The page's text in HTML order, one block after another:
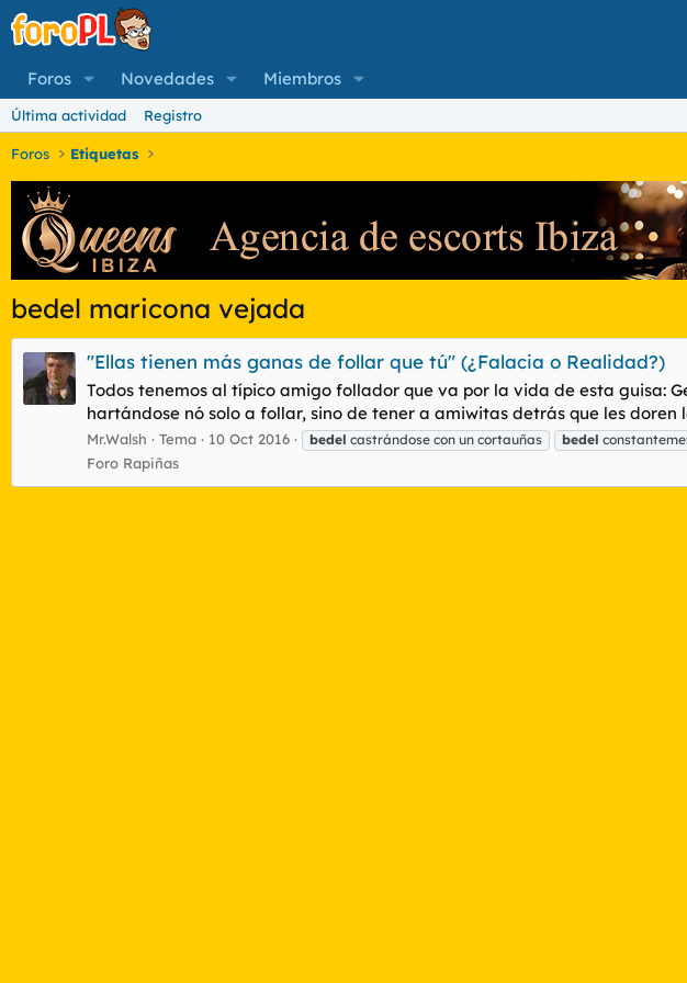
Foros Novedades Miembros
Última actividad Registro
Foros Etiquetas
bedel maricona vejada
"Ellas tienen más ganas de follar que tú" (¿Falacia o Realidad?)
Todos tenemos al típico amigo follador que va por la vida de esta guisa:
hartándose nó solo a follar, sino de tener a amiwitas detrás que les doren
Mr.Walsh Tema 10 Oct 2016 bedel castrándose con un cortauñas bedel
Foro Rapiñas